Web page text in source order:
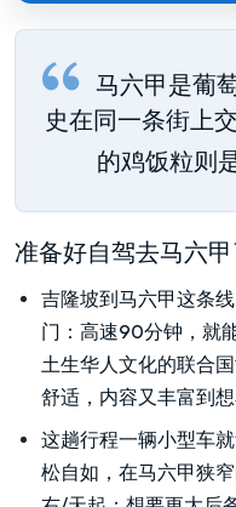
马六甲是葡
史在同一条街上
的鸡饭粒则
准备好自驾去马六甲
吉隆坡到马六甲这条
门：高速90分钟，就
土生华人文化的联合
舒适，内容又丰富到
这趟行程一辆小型车
松自如，在马六甲狭